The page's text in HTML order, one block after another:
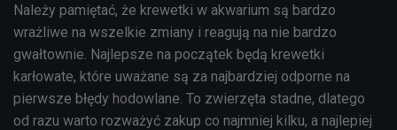
Należy pamiętać, że krewetki w akwarium są bardzo
wrażliwe na wszelkie zmiany i reagują na nie bardzo
gwałtownie. Najlepsze na początek będą krewetki
karłowate, które uważane są za najbardziej odporne na
pierwsze błędy hodowlane. To zwierzęta stadne, dlatego
od razu warto rozważyć zakup co najmniej kilku, a najlepiej